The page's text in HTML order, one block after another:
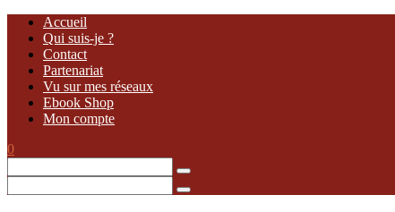
Accueil
Qui suis-je ?
Contact
Partenariat
Vu sur mes réseaux
Ebook Shop
Mon compte
0